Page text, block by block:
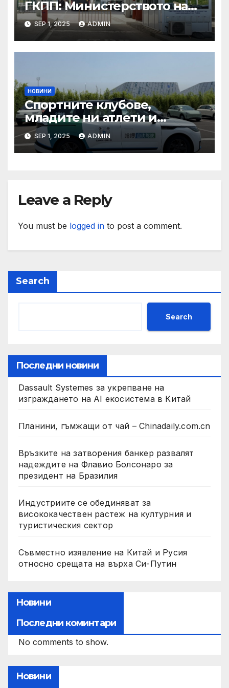
ГКПП: Министерството на
туризма и контролните
органи откриха нарушения
при пътувания
SEP 1, 2025 ADMIN
НОВИНИ
Спортните клубове,
младите ни атлети и
техните треньори имат
нужда от нашата подкрепа
и ние ще им я осигурим
SEP 1, 2025 ADMIN
Leave a Reply
You must be logged in to post a comment.
Search
Search
Последни новини
Dassault Systemes за укрепване на
изграждането на AI екосистема в Китай
Планини, гъмжащи от чай – Chinadaily.com.cn
Връзките на затворения банкер развалят
надеждите на Флавио Болсонаро за
президент на Бразилия
Индустриите се обединяват за
висококачествен растеж на културния и
туристическия сектор
Съвместно изявление на Китай и Русия
относно срещата на върха Си-Путин
Новини
Последни коминтари
No comments to show.
Новини